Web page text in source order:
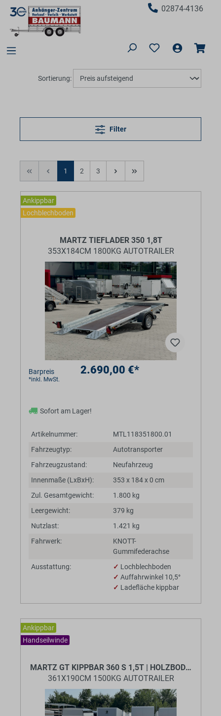
02874-4136
Sortierung:
Filter
1 2 3
Ankippbar
Lochblechboden
MARTZ TIEFLADER 350 1,8T
353X184CM 1800KG AUTOTRAILER
Barpreis 2.690,00 €*
*inkl. MwSt.
Sofort am Lager!
Artikelnummer:
MTL118351800.01
Fahrzeugtyp:
Autotransporter
Fahrzeugzustand:
Neufahrzeug
Innenmaße (LxBxH):
353 x 184 x 0 cm
Zul. Gesamtgewicht:
1.800 kg
Leergewicht:
379 kg
Nutzlast:
1.421 kg
Fahrwerk:
KNOTT-
Gummifederachse
Ausstattung:
✓ Lochblechboden
✓ Auffahrwinkel 10,5°
✓ Ladefläche kippbar
Ankippbar
Handseilwinde
MARTZ GT KIPPBAR 360 S 1,5T | HOLZBODEN
361X190CM 1500KG AUTOTRAILER